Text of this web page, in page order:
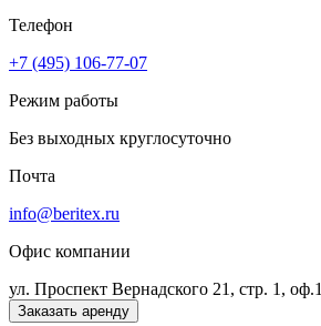
Телефон
+7 (495) 106-77-07
Режим работы
Без выходных круглосуточно
Почта
info@beritex.ru
Офис компании
ул. Проспект Вернадского 21, стр. 1, оф.1
Заказать аренду